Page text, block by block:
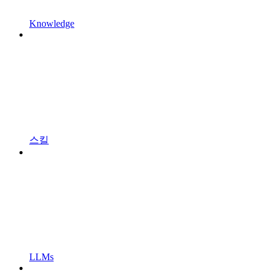
Knowledge
스킬
LLMs